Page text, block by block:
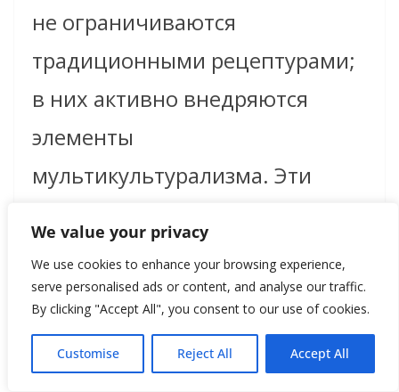
We value your privacy
We use cookies to enhance your browsing experience,
serve personalised ads or content, and analyse our traffic.
By clicking "Accept All", you consent to our use of cookies.
Customise Reject All Accept All
не ограничиваются
традиционными рецептурами;
в них активно внедряются
элементы
мультикультурализма. Эти
разнообразие ингредиентов, но
и новые способы
приготовления пищи, что
приводит к возникновению